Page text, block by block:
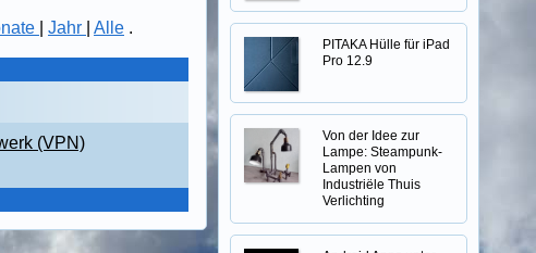
Jahr Alle .
(VPN)
PITAKA Hülle für iPad
Pro 12.9
Von der Idee zur
Lampe: Steampunk-
Lampen von
Industriële Thuis
Verlichting